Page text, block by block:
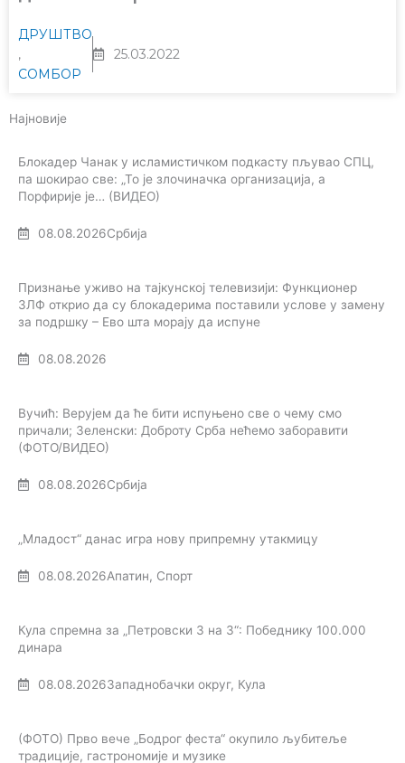
ДРУШТВО
,
СОМБОР
25.03.2022
Најновије
Блокадер Чанак у исламистичком подкасту пљувао СПЦ,
па шокирао све: „То је злочиначка организација, а
Порфирије је… (ВИДЕО)
08.08.2026Србија
Признање уживо на тајкунској телевизији: Функционер
ЗЛФ открио да су блокадерима поставили услове у замену
за подршку – Ево шта морају да испуне
08.08.2026
Вучић: Верујем да ће бити испуњено све о чему смо
причали; Зеленски: Доброту Срба нећемо заборавити
(ФОТО/ВИДЕО)
08.08.2026Србија
„Младост“ данас игра нову припремну утакмицу
08.08.2026Апатин, Спорт
Кула спремна за „Петровски 3 на 3“: Победнику 100.000
динара
08.08.2026Западнобачки округ, Кула
(ФОТО) Прво вече „Бодрог феста“ окупило љубитеље
традиције, гастрономије и музике